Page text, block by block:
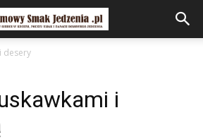
desery
i